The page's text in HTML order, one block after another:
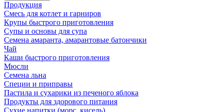
Продукция
Смесь для котлет и гарниров
Крупы быстрого приготовления
Супы и основы для супа
Семена амаранта, амарантовые батончики
Чай
Каши быстрого приготовления
Мюсли
Семена льна
Специи и приправы
Пастила и сухарики из печеного яблока
Продукты для здорового питания